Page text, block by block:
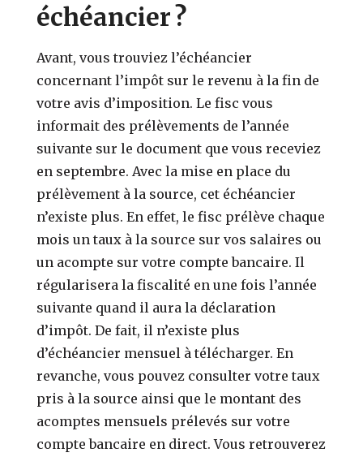
échéancier ?
Avant, vous trouviez l’échéancier
concernant l’impôt sur le revenu à la fin de
votre avis d’imposition. Le fisc vous
informait des prélèvements de l’année
suivante sur le document que vous receviez
en septembre. Avec la mise en place du
prélèvement à la source, cet échéancier
n’existe plus. En effet, le fisc prélève chaque
mois un taux à la source sur vos salaires ou
un acompte sur votre compte bancaire. Il
régularisera la fiscalité en une fois l’année
suivante quand il aura la déclaration
d’impôt. De fait, il n’existe plus
d’échéancier mensuel à télécharger. En
revanche, vous pouvez consulter votre taux
pris à la source ainsi que le montant des
acomptes mensuels prélevés sur votre
compte bancaire en direct. Vous retrouverez